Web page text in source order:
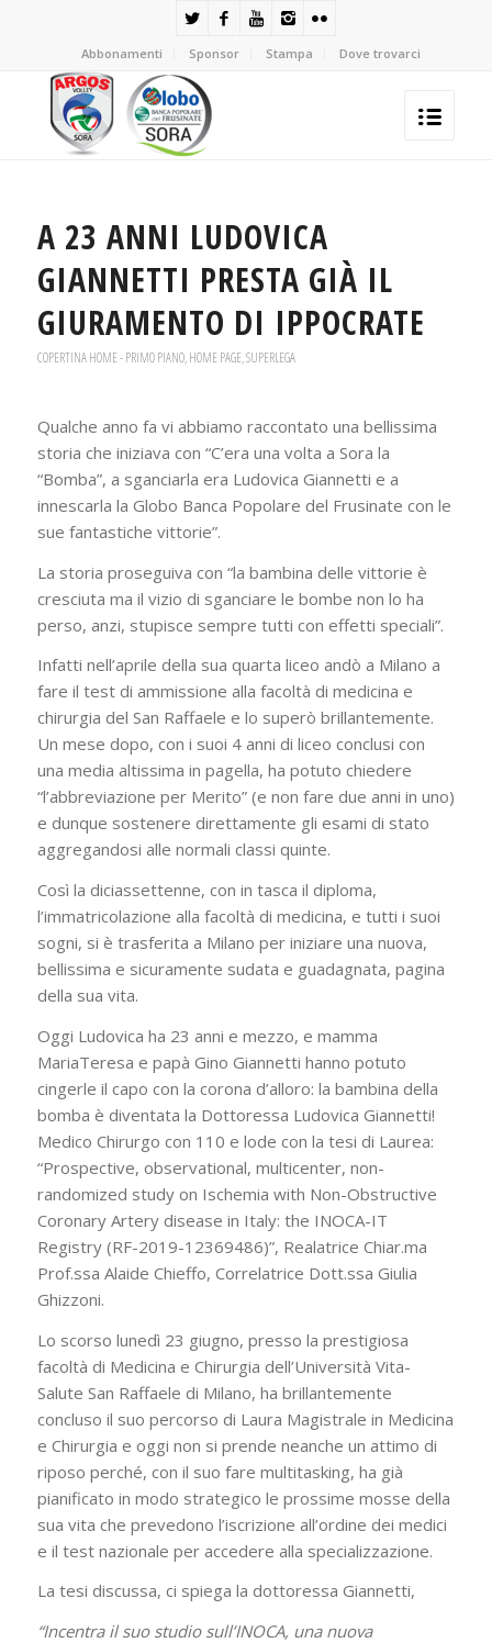
Abbonamenti Sponsor Stampa Dove trovarci
A 23 ANNI LUDOVICA
GIANNETTI PRESTA GIÀ IL
GIURAMENTO DI IPPOCRATE
COPERTINA HOME - PRIMO PIANO,HOME PAGE,SUPERLEGA
Qualche anno fa vi abbiamo raccontato una bellissima
storia che iniziava con “C’era una volta a Sora la
“Bomba”, a sganciarla era Ludovica Giannetti e a
innescarla la Globo Banca Popolare del Frusinate con le
sue fantastiche vittorie”.
La storia proseguiva con “la bambina delle vittorie è
cresciuta ma il vizio di sganciare le bombe non lo ha
perso, anzi, stupisce sempre tutti con effetti speciali”.
Infatti nell’aprile della sua quarta liceo andò a Milano a
fare il test di ammissione alla facoltà di medicina e
chirurgia del San Raffaele e lo superò brillantemente.
Un mese dopo, con i suoi 4 anni di liceo conclusi con
una media altissima in pagella, ha potuto chiedere
“l’abbreviazione per Merito” (e non fare due anni in uno)
e dunque sostenere direttamente gli esami di stato
aggregandosi alle normali classi quinte.
Così la diciassettenne, con in tasca il diploma,
l’immatricolazione alla facoltà di medicina, e tutti i suoi
sogni, si è trasferita a Milano per iniziare una nuova,
bellissima e sicuramente sudata e guadagnata, pagina
della sua vita.
Oggi Ludovica ha 23 anni e mezzo, e mamma
MariaTeresa e papà Gino Giannetti hanno potuto
cingerle il capo con la corona d’alloro: la bambina della
bomba è diventata la Dottoressa Ludovica Giannetti!
Medico Chirurgo con 110 e lode con la tesi di Laurea:
“Prospective, observational, multicenter, non-
randomized study on Ischemia with Non-Obstructive
Coronary Artery disease in Italy: the INOCA-IT
Registry (RF-2019-12369486)”, Realatrice Chiar.ma
Prof.ssa Alaide Chieffo, Correlatrice Dott.ssa Giulia
Ghizzoni.
Lo scorso lunedì 23 giugno, presso la prestigiosa
facoltà di Medicina e Chirurgia dell’Università Vita-
Salute San Raffaele di Milano, ha brillantemente
concluso il suo percorso di Laura Magistrale in Medicina
e Chirurgia e oggi non si prende neanche un attimo di
riposo perché, con il suo fare multitasking, ha già
pianificato in modo strategico le prossime mosse della
sua vita che prevedono l’iscrizione all’ordine dei medici
e il test nazionale per accedere alla specializzazione.
La tesi discussa, ci spiega la dottoressa Giannetti,
“Incentra il suo studio sull’INOCA, una nuova